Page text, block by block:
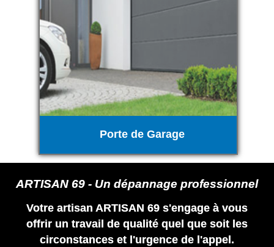
Porte de Garage
ARTISAN 69 - Un dépannage professionnel
Votre artisan ARTISAN 69 s'engage à vous
offrir un travail de qualité quel que soit les
circonstances et l'urgence de l'appel.